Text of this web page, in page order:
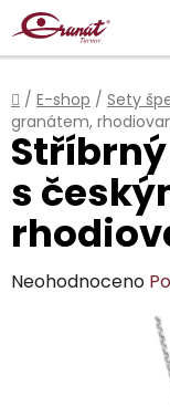
Přejít
na
obsah
Domů
/ E-shop / Sety
granátem,
Stříbrný
s
Průměrné
Neohodnoceno